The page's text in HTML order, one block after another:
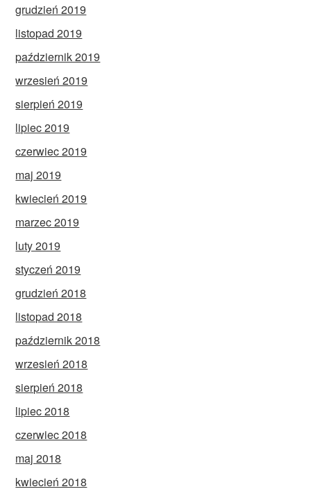
grudzień 2019
listopad 2019
październik 2019
wrzesień 2019
sierpień 2019
lipiec 2019
czerwiec 2019
maj 2019
kwiecień 2019
marzec 2019
luty 2019
styczeń 2019
grudzień 2018
listopad 2018
październik 2018
wrzesień 2018
sierpień 2018
lipiec 2018
czerwiec 2018
maj 2018
kwiecień 2018